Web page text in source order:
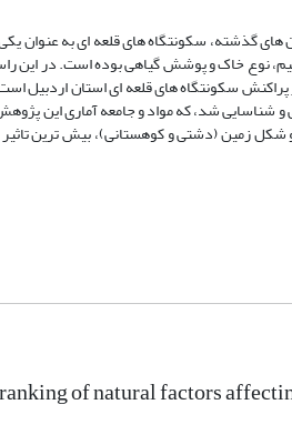
گذشته، سکونتگاه های قلعه ای به عنوان
نوع خاک و پوشش گیاهی بوده است. در این
سکونتگاه های قلعه ای استان اردبیل
استان اردبیل بررسی و شناسایی شد، که مواد و جامعه
شکل زمین (دشتی و کوهستانی)، بیش ترین
of natural factors